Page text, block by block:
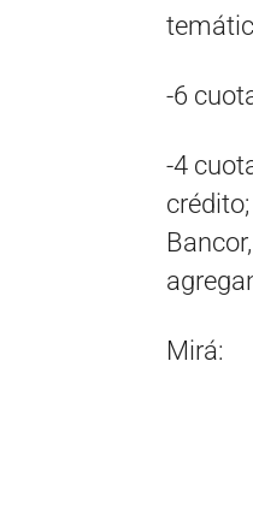
-6
-4
Mirá: